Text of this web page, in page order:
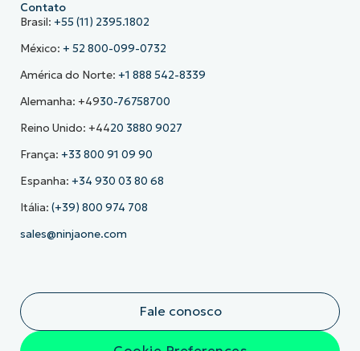
Contato
Brasil: +55 (11) 2395.1802
México: + 52 800-099-0732
América do Norte: +1 888 542-8339
Alemanha: +4930-76758700
Reino Unido: +4420 3880 9027
França: +33 800 91 09 90
Espanha: +34 930 03 80 68
Itália: (+39) 800 974 708
sales@ninjaone.com
Fale conosco